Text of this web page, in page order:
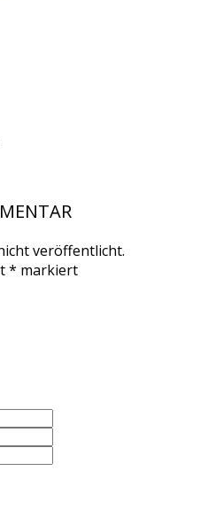
veröffentlicht.
* markiert